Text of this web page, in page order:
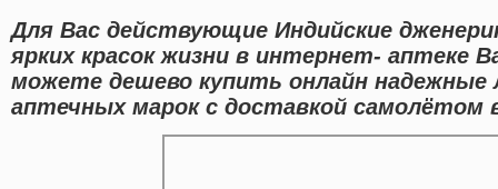
Для Вас действующие Индийские
ярких красок жизни в интернет- аптеке
можете дешево купить онлайн надежные
аптечных марок с доставкой самолётом